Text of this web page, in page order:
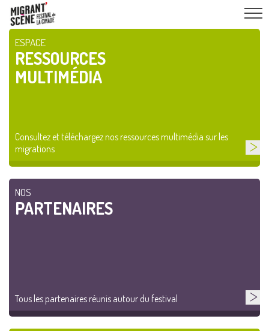
ESPACE
RESSOURCES
MULTIMÉDIA
Consultez et téléchargez nos ressources multimédia sur les
migrations
NOS
PARTENAIRES
Tous les partenaires réunis autour du festival